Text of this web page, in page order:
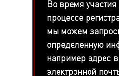
Во время
процессе
мы можем
определенную
например адрес
электронной